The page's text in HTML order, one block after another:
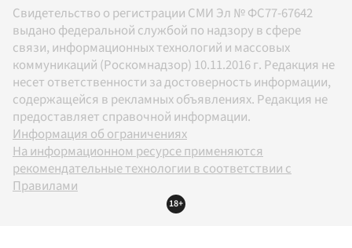
Свидетельство о регистрации СМИ Эл № ФС77-67642
выдано федеральной службой по надзору в сфере
связи, информационных технологий и массовых
коммуникаций (Роскомнадзор) 10.11.2016 г. Редакция не
несет ответственности за достоверность информации,
содержащейся в рекламных объявлениях. Редакция не
предоставляет справочной информации.
Информация об ограничениях
На информационном ресурсе применяются
рекомендательные технологии в соответствии с
Правилами
18+